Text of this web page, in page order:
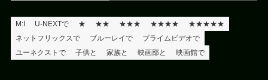
M:I U-NEXTで ★ ★★ ★★★ ★★★★
★★★★★
ネットフリックスで
ブルーレイで
プライムビデオで
ユーネクストで
子供と 家族と 映画部と 映画館で